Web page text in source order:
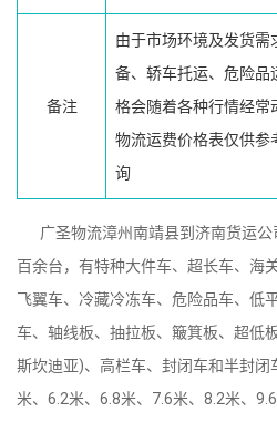
备注
由于市场环境及发货
备、轿车托运、危险品
格会随着各种行情经常
物流运费价格表仅供参
询
广圣物流漳州南靖县到济南货运公
百余台，有特种大件车、超长车、海
飞翼车、冷藏冷冻车、危险品车、低
车、轴线板、抽拉板、簸箕板、超低
斯坎迪亚)、高栏车、封闭车和半封
米、6.2米、6.8米、7.6米、8.2米、